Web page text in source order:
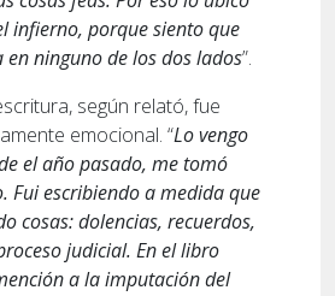
infierno, porque siento que
en ninguno de los dos lados”.
según relató, fue
emocional. “Lo vengo
el año pasado, me tomó
Fui escribiendo a medida que
cosas: dolencias, recuerdos,
judicial. En el libro
a la imputación del